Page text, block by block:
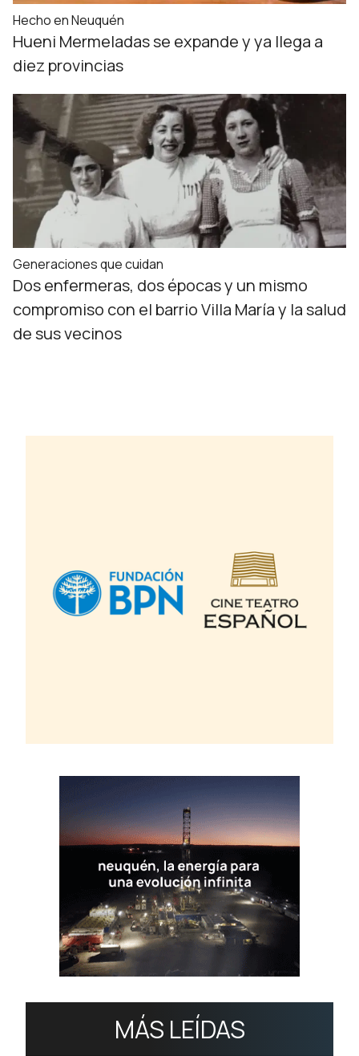
Hecho en Neuquén
Hueni Mermeladas se expande y ya llega a
diez provincias
Generaciones que cuidan
Dos enfermeras, dos épocas y un mismo
compromiso con el barrio Villa María y la salud
de sus vecinos
MÁS LEÍDAS